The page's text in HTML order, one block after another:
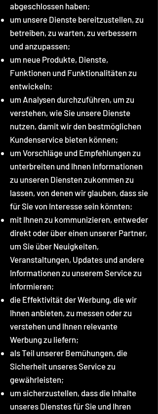
abgeschlossen haben;
um unsere Dienste bereitzustellen, zu
betreiben, zu warten, zu verbessern
und anzupassen;
um neue Produkte, Dienste,
Funktionen und Funktionalitäten zu
entwickeln;
um Analysen durchzuführen, um zu
verstehen, wie Sie unsere Dienste
nutzen, damit wir den bestmöglichen
Kundenservice bieten können;
um Vorschläge und Empfehlungen zu
unterbreiten und Ihnen Informationen
zu unseren Diensten zukommen zu
lassen, von denen wir glauben, dass sie
für Sie von Interesse sein könnten;
mit Ihnen zu kommunizieren, entweder
direkt oder über einen unserer Partner,
um Sie über Neuigkeiten,
Veranstaltungen, Updates und andere
Informationen zu unserem Service zu
informieren;
die Effektivität der Werbung, die wir
Ihnen anbieten, zu messen oder zu
verstehen und Ihnen relevante
Werbung zu liefern;
als Teil unserer Bemühungen, die
Sicherheit unseres Service zu
gewährleisten;
um sicherzustellen, dass die Inhalte
unseres Dienstes für Sie und Ihren